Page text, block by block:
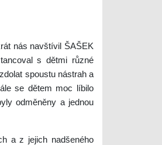
nás navštívil ŠAŠEK
s dětmi různé
spoustu nástrah a
se dětem moc líbilo
odměněny a jednou
a z jejich nadšeného